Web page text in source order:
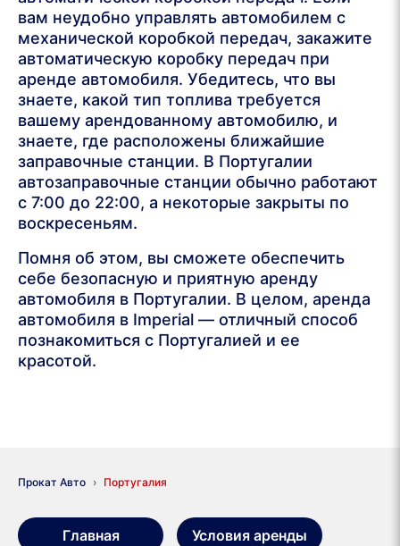
вам неудобно управлять автомобилем с
механической коробкой передач, закажите
автоматическую коробку передач при
аренде автомобиля. Убедитесь, что вы
знаете, какой тип топлива требуется
вашему арендованному автомобилю, и
знаете, где расположены ближайшие
заправочные станции. В Португалии
автозаправочные станции обычно работают
с 7:00 до 22:00, а некоторые закрыты по
воскресеньям.
Помня об этом, вы сможете обеспечить
себе безопасную и приятную аренду
автомобиля в Португалии. В целом, аренда
автомобиля в Imperial — отличный способ
познакомиться с Португалией и ее
красотой.
Прокат Авто Португалия
Главная Условия аренды